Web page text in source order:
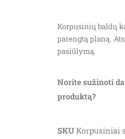
Korpusinių baldų
parengtą planą.
pasiūlymą.
Norite sužinoti
produktą?
SKUKorpusiniai